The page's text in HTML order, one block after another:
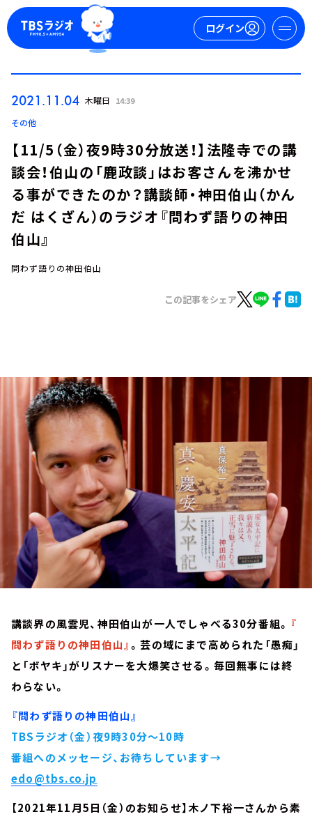
ログイン
週間番組表
2021.11.04 木曜日 14:39
その他
【11/5（金）夜9時30分放送！】法隆寺での講
談会！伯山の「鹿政談」はお客さんを沸かせ
る事ができたのか？講談師・神田伯山（かん
だ はくざん）のラジオ『問わず語りの神田
伯山』
問わず語りの神田伯山
この記事をシェア
講談界の風雲児、神田伯山が一人でしゃべる30分番組。 『
問わず語りの神田伯山』。芸の域にまで高められた「愚痴」
と「ボヤキ」がリスナーを大爆笑させる。毎回無事には終
わらない。
『問わず語りの神田伯山』
TBSラジオ（金）夜9時30分～10時
番組へのメッセージ、お待ちしています→
edo@tbs.co.jp
【2021年11月5日（金）のお知らせ】木ノ下裕一さんから素